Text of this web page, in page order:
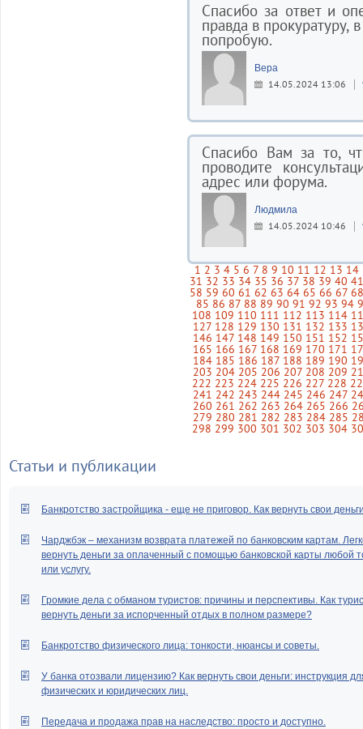
Спасибо за ответ и
правда в прокуратуру,
попробую.
Вера
14.05.2024 13:06
Спасибо Вам за то,
проводите
адрес или форума.
Людмила
14.05.2024 10:46
1 2 3 4 5 6 7 8 9 10 11 12 13 14
31 32 33 34 35 36 37 38 39 40
58 59 60 61 62 63 64 65 66 67 68
85 86 87 88 89 90 91 92 93 94
108 109 110 111 112 113 114
127 128 129 130 131 132 133
146 147 148 149 150 151 152
165 166 167 168 169 170 171
184 185 186 187 188 189 190
203 204 205 206 207 208 209
222 223 224 225 226 227 228
241 242 243 244 245 246 247
260 261 262 263 264 265 266
279 280 281 282 283 284 285
298 299 300 301 302 303 304
Статьи и публикации
Банкротство застройщика - еще не приговор. Как вернуть свои
Чарджбэк – механизм возврата платежей по банковским картам.
вернуть деньги за оплаченный с помощью банковской карты любой
или услугу.
Громкие дела с обманом туристов: причины и перспективы. Как
вернуть деньги за испорченный отдых в полном размере?
Банкротство физического лица: тонкости, нюансы и советы.
У банка отозвали лицензию? Как вернуть свои деньги: инструкция
физических и юридических лиц.
Передача и продажа прав на наследство: просто и доступно.